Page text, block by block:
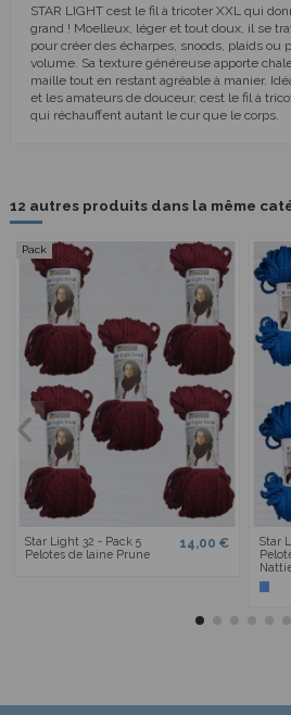
STAR LIGHT cest le fil à tricoter XXL qui
grand ! Moelleux, léger et tout doux, il se
pour créer des écharpes, snoods, plaids ou
volume. Sa texture généreuse apporte
maille tout en restant agréable à manier.
et les amateurs de douceur, cest le fil à
qui réchauffent autant le cur que le corps.
12 autres produits dans la même
Pack
Star Light 32 - Pack 5
Pelotes de laine Prune
14,00 €
Star